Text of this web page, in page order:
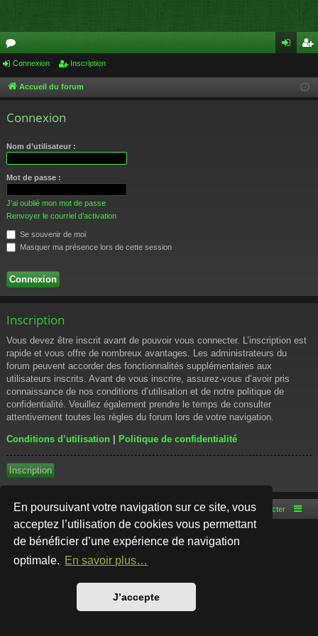
En poursuivant votre navigation sur ce site, vous
acceptez l’utilisation de cookies vous permettant
de bénéficier d’une expérience de navigation
optimale. En savoir plus…
J’accepte
or
u cri
Connexion Inscription
Accueil du forum
Connexion
Nom d’utilisateur :
Mot de passe :
J’ai oublié mon mot de passe
Renvoyer le courriel d’activation
Se souvenir de moi
Masquer ma présence lors de cette session
Inscription
Vous devez être inscrit avant de pouvoir vous connecter. L’inscription est
rapide et vous offre de nombreux avantages. Les administrateurs du
forum peuvent accorder des fonctionnalités supplémentaires aux
utilisateurs inscrits. Avant de vous inscrire, assurez-vous d’avoir pris
connaissance de nos conditions d’utilisation et de notre politique de
confidentialité. Veuillez également prendre le temps de consulter
attentivement toutes les règles du forum lors de votre navigation.
Conditions d’utilisation | Politique de confidentialité
Inscription
Accueil du forum Nous contacter
Développé parphpBB® Forum Software © phpBB Limited
Style par
Traduction française officielle